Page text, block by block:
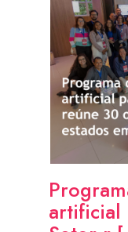
artificial